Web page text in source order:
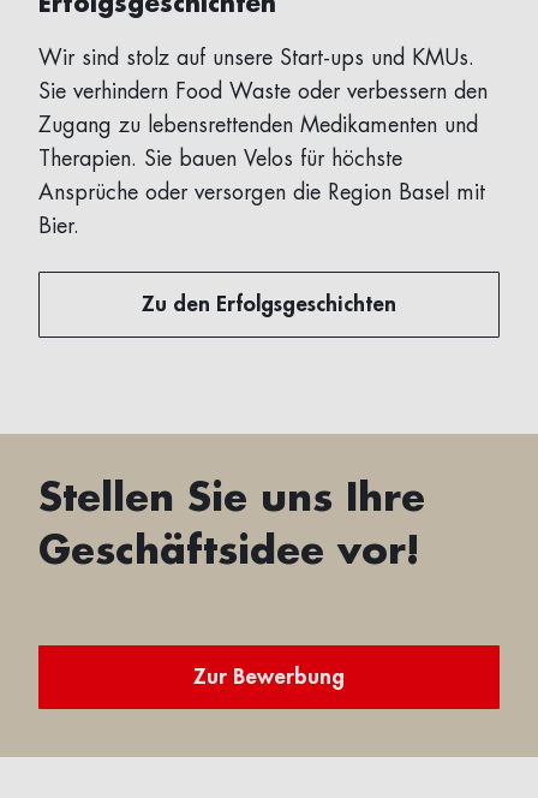
Wir sind stolz auf unsere Start-ups und KMUs.
Sie verhindern Food Waste oder verbessern den
Zugang zu lebensrettenden Medikamenten und
Therapien. Sie bauen Velos für höchste
Ansprüche oder versorgen die Region Basel mit
Bier.
Zu den Erfolgsgeschichten
Stellen Sie uns Ihre
Geschäftsidee vor!
Zur Bewerbung